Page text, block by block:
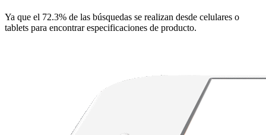
Ya que el 72.3% de las búsquedas se realizan desde celulares o
tablets para encontrar especificaciones de producto.